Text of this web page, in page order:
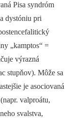
Pisa syndróm
dystóniu pri
„kamptos“ =
výrazná
stupňov). Môže sa
je asociovaná
valproátu,
svalstva,